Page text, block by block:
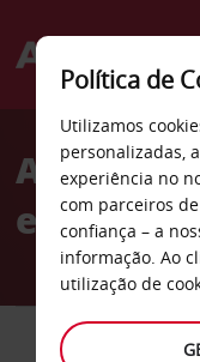
Welcome
AvisAluguer
em İzmir
CARRO
Política de
Utilizamos
personalizadas,
experiência no
com parceiros
confiança – a
informação. Ao
utilização de